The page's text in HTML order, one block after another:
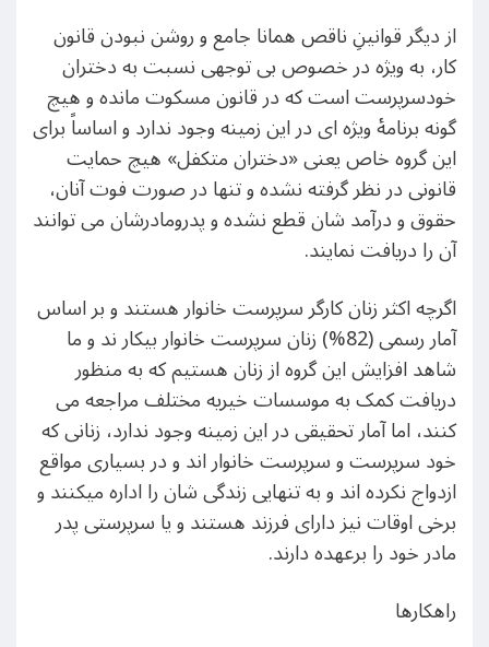
از دیگر قوانینِ ناقص همانا جامع و روشن نبودن قانون
کار، به ویژه در خصوص بی توجهی نسبت به دختران
خودسرپرست است که در قانون مسکوت مانده و هیچ
گونه برنامۀ ویژه ای در این زمینه وجود ندارد و اساساً برای
این گروه خاص یعنی «دختران متکفل» هیچ حمایت
قانونی در نظر گرفته نشده و تنها در صورت فوت آنان،
حقوق و درآمد شان قطع نشده و پدرومادرشان می توانند
آن را دریافت نمایند.
اگرچه اکثر زنان کارگر سرپرست خانوار هستند و بر اساس
آمار رسمی (82%) زنان سرپرست خانوار بیکار ند و ما
شاهد افزایش این گروه از زنان هستیم که به منظور
دریافت کمک به موسسات خیریه مختلف مراجعه می
کنند، اما آمار تحقیقی در این زمینه وجود ندارد، زنانی که
خود سرپرست و سرپرست خانوار اند و در بسیاری مواقع
ازدواج نکرده اند و به تنهایی زندگی شان را اداره میکنند و
برخی اوقات نیز دارای فرزند هستند و یا سرپرستی پدر
مادر خود را برعهده دارند.
راهکارها